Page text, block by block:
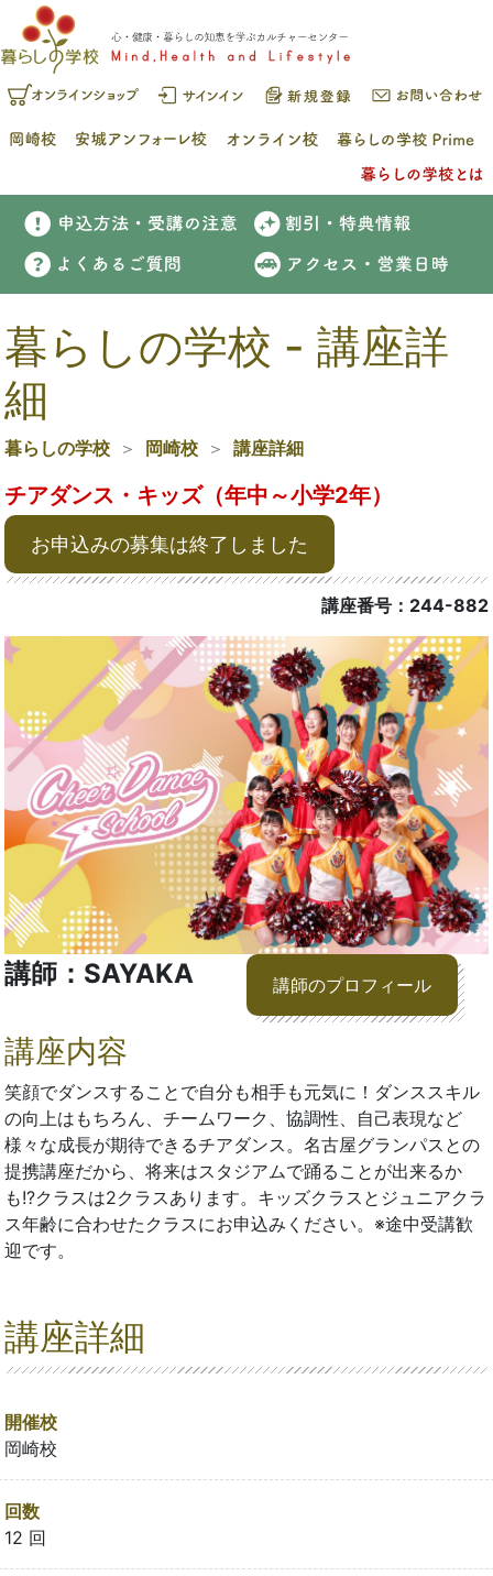
暮らしの学校 - 講座詳
細
暮らしの学校 岡崎校 講座詳細
チアダンス・キッズ（年中～小学2年）
お申込みの募集は終了しました
講座番号：244-882
講師：SAYAKA 講師のプロフィール
講座内容
笑顔でダンスすることで自分も相手も元気に！ダンススキル
の向上はもちろん、チームワーク、協調性、自己表現など
様々な成長が期待できるチアダンス。名古屋グランパスとの
提携講座だから、将来はスタジアムで踊ることが出来るか
も!?クラスは2クラスあります。キッズクラスとジュニアクラ
ス年齢に合わせたクラスにお申込みください。※途中受講歓
迎です。
講座詳細
開催校
岡崎校
回数
12 回